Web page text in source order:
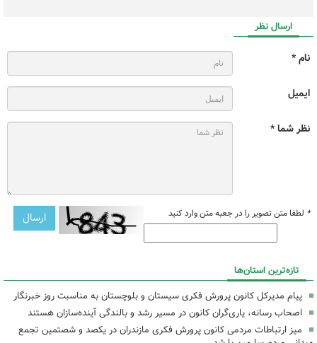
ارسال نظر
نام *
ایمیل
نظر شما *
* لطفا متن تصویر را در جعبه متن وارد کنید
تازه‌ترین استان‌ها
پیام مدیرکل کانون پرورش فکری سیستان و بلوچستان به مناسبت روز خبرنگار
اصحاب رسانه، یاری‌گران کانون در مسیر رشد و بالندگی آینده‌سازان هستند
میز ارتباطات مردمی کانون پرورش فکری مازندران در یکصد و شصتمین تجمع